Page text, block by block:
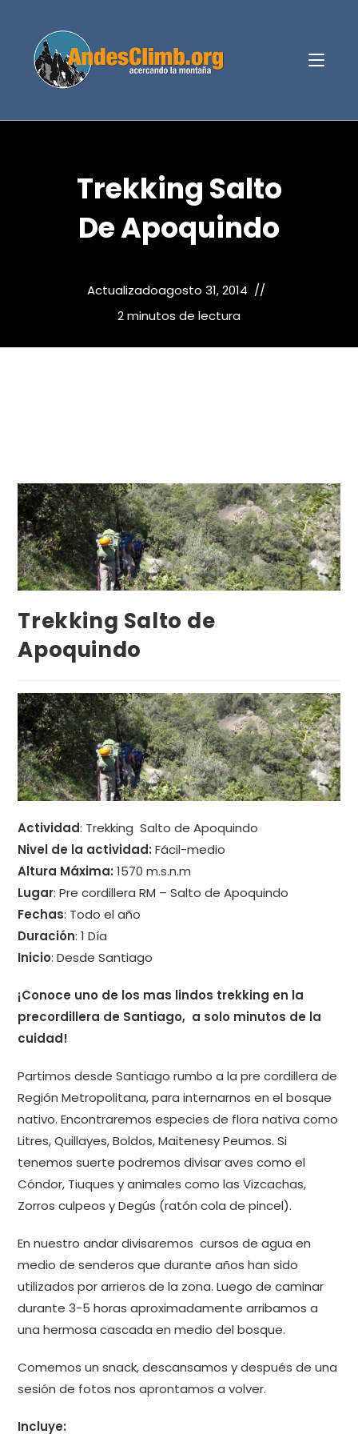
Trekking Salto
De Apoquindo
Actualizadoagosto 31, 2014
2 minutos de lectura
Trekking Salto de
Apoquindo
Actividad: Trekking Salto de Apoquindo
Nivel de la actividad: Fácil-medio
Altura Máxima: 1570 m.s.n.m
Lugar: Pre cordillera RM – Salto de Apoquindo
Fechas: Todo el año
Duración: 1 Día
Inicio: Desde Santiago
¡Conoce uno de los mas lindos trekking en la
precordillera de Santiago, a solo minutos de la
cuidad!
Partimos desde Santiago rumbo a la pre cordillera de
Región Metropolitana, para internarnos en el bosque
nativo. Encontraremos especies de flora nativa como
Litres, Quillayes, Boldos, Maitenesy Peumos. Si
tenemos suerte podremos divisar aves como el
Cóndor, Tiuques y animales como las Vizcachas,
Zorros culpeos y Degús (ratón cola de pincel).
En nuestro andar divisaremos cursos de agua en
medio de senderos que durante años han sido
utilizados por arrieros de la zona. Luego de caminar
durante 3-5 horas aproximadamente arribamos a
una hermosa cascada en medio del bosque.
Comemos un snack, descansamos y después de una
sesión de fotos nos aprontamos a volver.
Incluye: